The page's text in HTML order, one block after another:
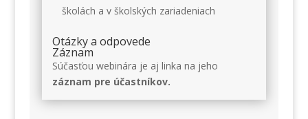
školách a v školských zariadeniach
Otázky a odpovede
Záznam
Súčasťou webinára je aj linka na jeho
záznam pre účastníkov.